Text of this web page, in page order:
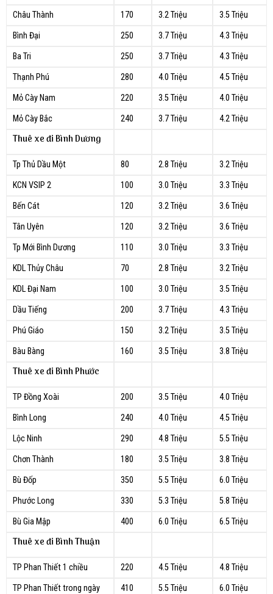
Châu Thành
170 3.2 Triệu
3.5 Triệu
Bình Đại
250 3.7 Triệu
4.3 Triệu
Ba Tri
250 3.7 Triệu
4.3 Triệu
Thạnh Phú
280 4.0 Triệu
4.5 Triệu
Mỏ Cày Nam
220 3.5 Triệu
4.0 Triệu
Mỏ Cày Bắc
240 3.7 Triệu 4.2 Triệu
Thuê xe đi Bình Dương
Tp Thủ Dầu Một 80 2.8 Triệu
3.2 Triệu
KCN VSIP 2
100 3.0 Triệu
3.3 Triệu
Bến Cát
120 3.2 Triệu
3.6 Triệu
Tân Uyên
120 3.2 Triệu
3.6 Triệu
Tp Mới Bình Dương
110 3.0 Triệu
3.3 Triệu
KDL Thủy Châu
70 2.8 Triệu
3.2 Triệu
KDL Đại Nam
100 3.0 Triệu
3.5 Triệu
Dầu Tiếng
200 3.7 Triệu
4.3 Triệu
Phú Giáo
150 3.2 Triệu
3.5 Triệu
Bàu Bàng
160 3.5 Triệu 3.8 Triệu
Thuê xe đi Bình Phước
TP Đồng Xoài 200 3.5 Triệu
4.0 Triệu
Bình Long
240 4.0 Triệu
4.5 Triệu
Lộc Ninh
290 4.8 Triệu
5.5 Triệu
Chơn Thành
180 3.5 Triệu
3.8 Triệu
Bù Đốp
350 5.5 Triệu
6.0 Triệu
Phước Long
330 5.3 Triệu
5.8 Triệu
Bù Gia Mập
400 6.0 Triệu 6.5 Triệu
Thuê xe đi Bình Thuận
TP Phan Thiết 1 chiều 220 4.5 Triệu
4.8 Triệu
TP Phan Thiết trong ngày
410 5.5 Triệu
6.0 Triệu